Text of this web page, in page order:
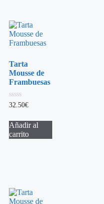
Tarta
Mousse de
Frambuesas
0
32.50€
Añadir al
carrito